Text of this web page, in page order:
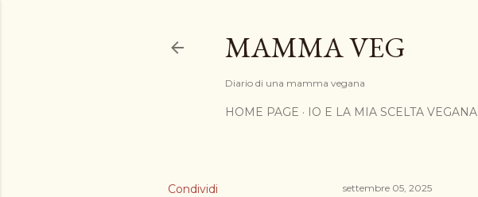
MAMMA VEG
Diario di una mamma vegana
HOME PAGE IO E LA MIA SCELTA VEGANA
Condividi settembre 05, 2025